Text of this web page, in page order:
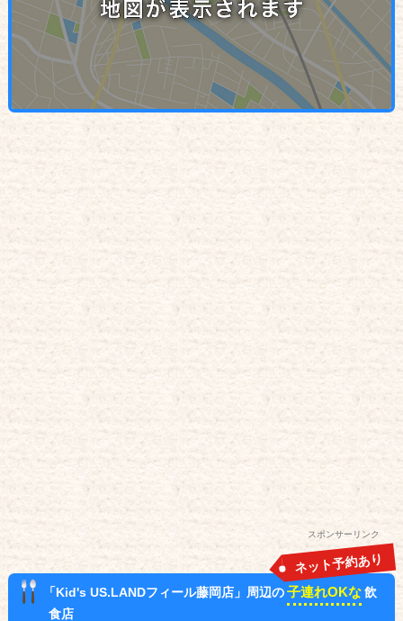
スポンサーリンク
「Kid's US.LANDフィール藤岡店」周辺の子連れOKな 飲
食店
ネット予約あり